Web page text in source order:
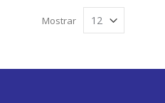
Mostrar